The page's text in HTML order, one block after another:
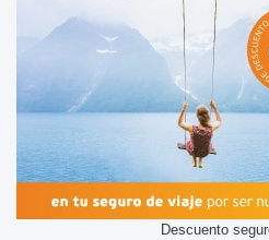
Descuento